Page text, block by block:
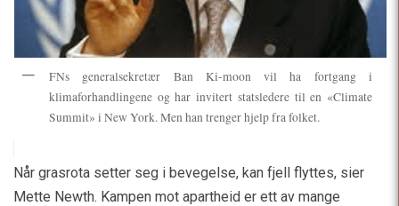
FNs generalsekretær Ban Ki-moon vil ha fortgang i
klimaforhandlingene og har invitert statsledere til en «Climate
Summit» i New York. Men han trenger hjelp fra folket.
Når grasrota setter seg i bevegelse, kan fjell flyttes, sier
Mette Newth. Kampen mot apartheid er ett av mange